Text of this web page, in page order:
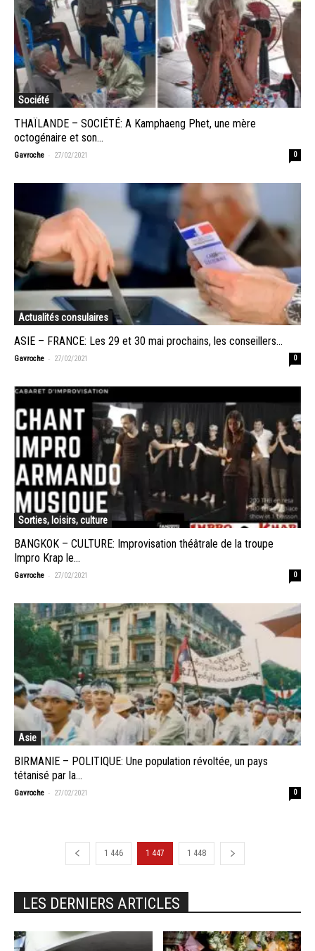
Société
THAÏLANDE – SOCIÉTÉ: A Kamphaeng Phet, une mère
octogénaire et son...
Gavroche - 27/02/2021 0
Actualités consulaires
ASIE – FRANCE: Les 29 et 30 mai prochains, les conseillers...
Gavroche - 27/02/2021 0
Sorties, loisirs, culture
BANGKOK – CULTURE: Improvisation théâtrale de la troupe
Impro Krap le...
Gavroche - 27/02/2021 0
Asie
BIRMANIE – POLITIQUE: Une population révoltée, un pays
tétanisé par la...
Gavroche - 27/02/2021 0
1 446 1 447 1 448
LES DERNIERS ARTICLES